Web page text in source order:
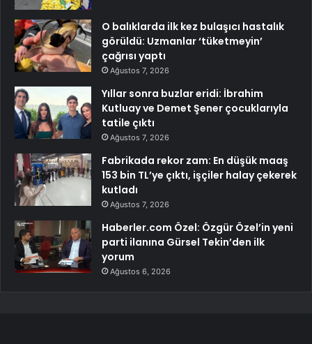
O balıklarda ilk kez bulaşıcı hastalık
görüldü: Uzmanlar ‘tüketmeyin’
çağrısı yaptı
Ağustos 7, 2026
Yıllar sonra buzlar eridi: İbrahim
Kutluay ve Demet Şener çocuklarıyla
tatile çıktı
Ağustos 7, 2026
Fabrikada rekor zam: En düşük maaş
153 bin TL’ye çıktı, işçiler halay çekerek
kutladı
Ağustos 7, 2026
Haberler.com Özel: Özgür Özel’in yeni
parti ilanına Gürsel Tekin’den ilk
yorum
Ağustos 6, 2026